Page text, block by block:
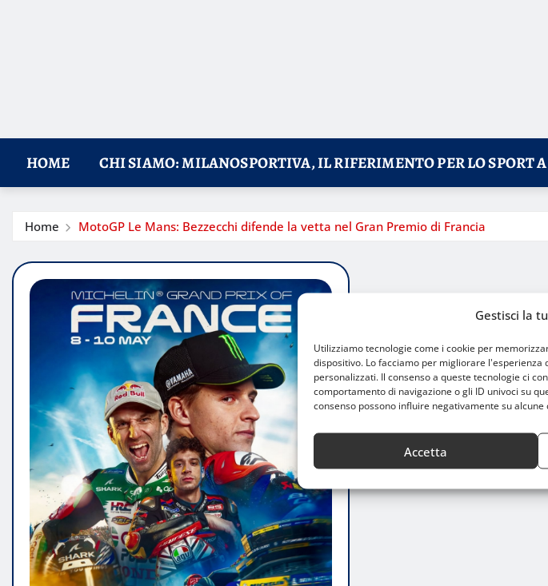
Gestisci la
Utilizziamo tecnologie come i cookie per
dispositivo. Lo facciamo per migliorare l'esperienza
personalizzati. Il consenso a queste tecnologie ci
comportamento di navigazione o gli ID univoci su
consenso possono influire negativamente su
Accetta
HOME CHI SIAMO: MILANOSPORTIVA, IL RIFERIMENTO PER LO SPORT
Home MotoGP Le Mans: Bezzecchi difende la vetta nel Gran Premio di Francia